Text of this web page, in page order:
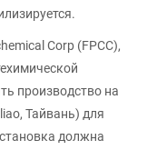
Corp (FPCC),
производство на
Тайвань) для
должна